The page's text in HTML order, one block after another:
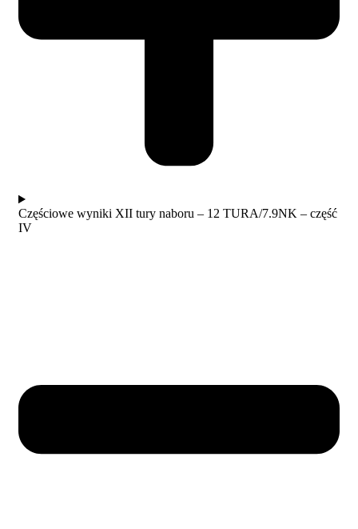
Częściowe wyniki XII tury naboru – 12 TURA/7.9NK – część
IV